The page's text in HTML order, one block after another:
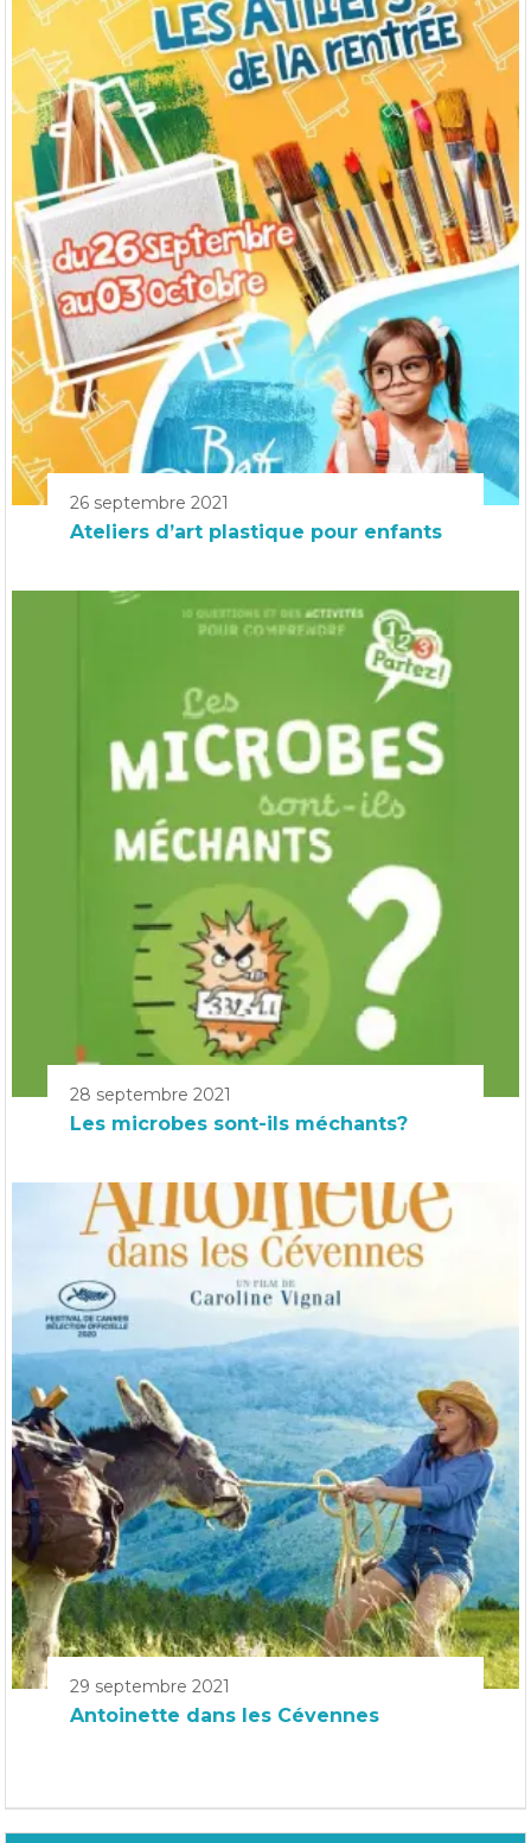
26 septembre 2021
Ateliers d’art plastique pour enfants
28 septembre 2021
Les microbes sont-ils méchants?
29 septembre 2021
Antoinette dans les Cévennes